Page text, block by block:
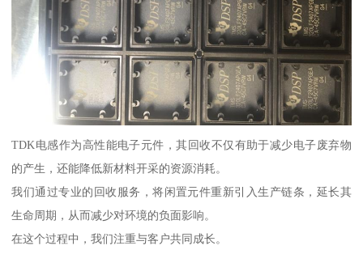
TDK电感作为高性能电子元件，其回收不仅有助于减少电子废弃物
的产生，还能降低新材料开采的资源消耗。
我们通过专业的回收服务，将闲置元件重新引入生产链条，延长其
生命周期，从而减少对环境的负面影响。
在这个过程中，我们注重与客户共同成长。